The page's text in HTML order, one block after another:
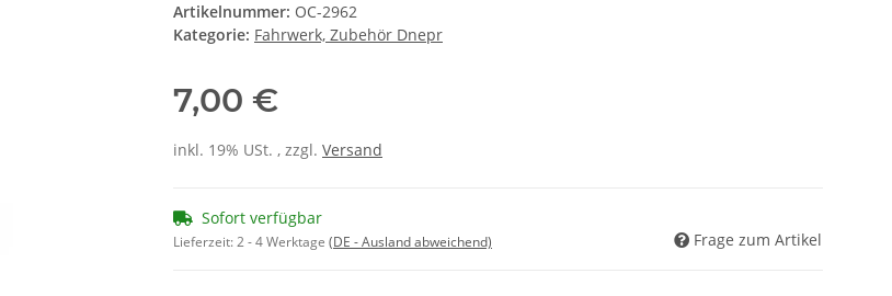
Artikelnummer: OC-2962
Kategorie: Fahrwerk, Zubehör Dnepr
7,00 €
inkl. 19% USt. , zzgl. Versand
Sofort verfügbar
Lieferzeit:2 - 4 Werktage (DE - Ausland abweichend) Frage zum Artikel